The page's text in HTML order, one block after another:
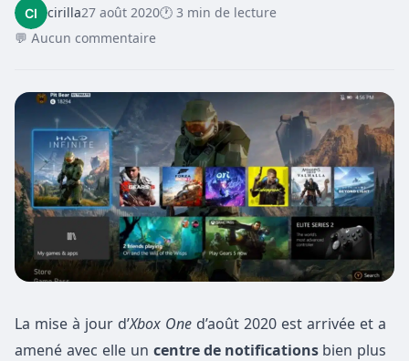
cirilla27 août 2020🕐 3 min de lecture
💬 Aucun commentaire
La mise à jour d’Xbox One d’août 2020 est arrivée et a
amené avec elle un centre de notifications bien plus